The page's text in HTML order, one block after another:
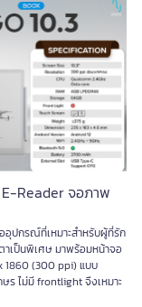
E-Reader จอภาพ
อุปกรณ์ที่เหมาะสำหรับผู้ที่รัก
าเป็นพิเศษ มาพร้อมหน้าจอ
1860 (300 ppi) แบบ
ร ไม่มี frontlight จึงเหมาะ